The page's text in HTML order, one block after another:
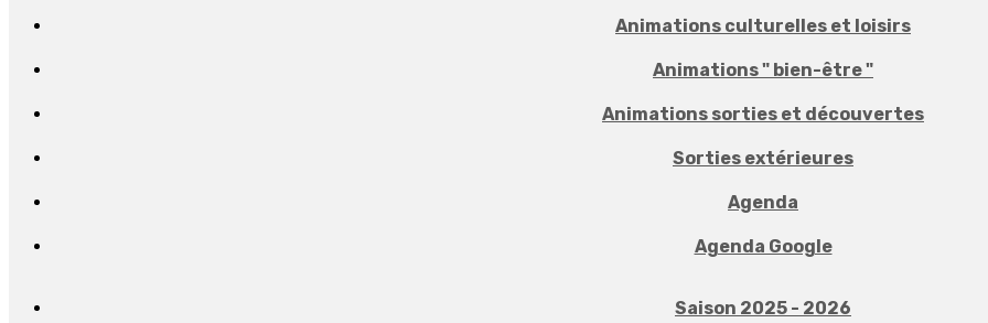
Animations culturelles et loisirs
Animations " bien-être "
Animations sorties et découvertes
Sorties extérieures
Agenda
Agenda Google
Saison 2025 - 2026